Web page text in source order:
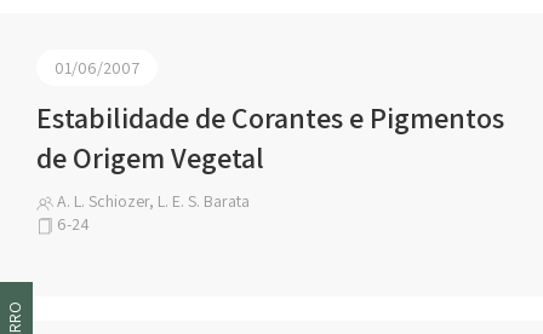
01/06/2007
Estabilidade de Corantes e Pigmentos
de Origem Vegetal
A. L. Schiozer, L. E. S. Barata
6-24